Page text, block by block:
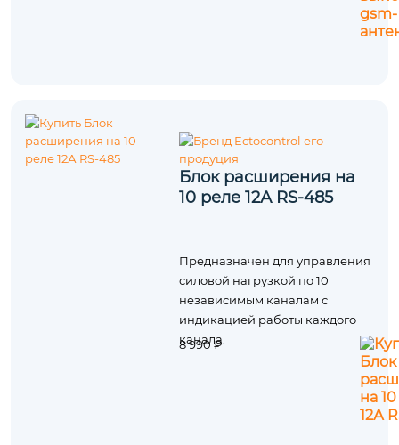
Блок расширения на
10 реле 12А RS-485
Предназначен для управления
силовой нагрузкой по 10
независимым каналам с
индикацией работы каждого
канала.
8 990 ₽